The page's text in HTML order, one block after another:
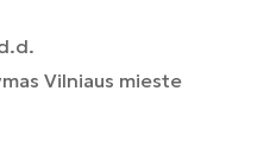
Vilniaus mieste